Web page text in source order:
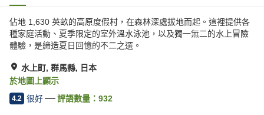
佔地 1,630 英畝的高原度假村，在森林深處拔地而起。這裡提供各
種家庭活動、夏季限定的室外溫水泳池，以及獨一無二的水上冒險
體驗，是締造夏日回憶的不二之選。
水上町, 群馬縣, 日本
於地圖上顯示
4.2 很好 評語數量： 932